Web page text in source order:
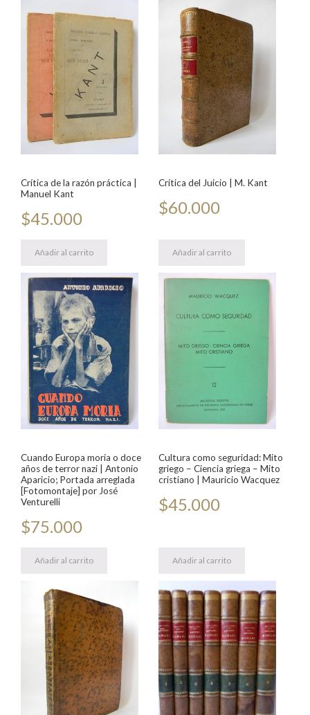
Crítica de la razón práctica |
Manuel Kant
$45.000
Añadir al carrito
Crítica del Juicio | M. Kant
$60.000
Añadir al carrito
Cuando Europa moría o doce
años de terror nazi | Antonio
Aparicio; Portada arreglada
[Fotomontaje] por José
Venturelli
$75.000
Añadir al carrito
Cultura como seguridad: Mito
griego – Ciencia griega – Mito
cristiano | Mauricio Wacquez
$45.000
Añadir al carrito